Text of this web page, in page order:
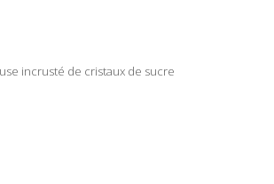
incrusté de cristaux de sucre